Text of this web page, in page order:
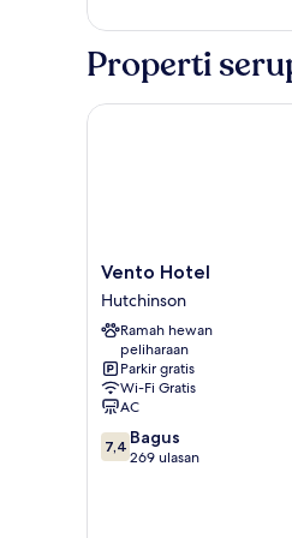
Double,
Bebas
Asap
Rokok
Properti
Vento
Hotel
Hutchinson
Vento Hotel
Hutchinson
Ramah hewan
peliharaan
Parkir gratis
Wi-Fi Gratis
AC
7.4
dari
7,4 Bagus
269 ulasan
Vento Hotel